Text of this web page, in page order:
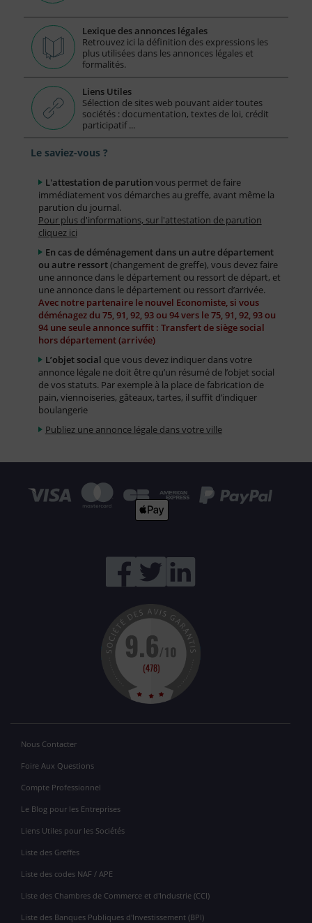
Lexique des annonces légales
Retrouvez ici la définition des expressions les
plus utilisées dans les annonces légales et
formalités.
Liens Utiles
Sélection de sites web pouvant aider toutes
sociétés : documentation, textes de loi, crédit
participatif ...
Le saviez-vous ?
L'attestation de parution vous permet de faire
immédiatement vos démarches au greffe, avant même la
parution du journal.
Pour plus d'informations, sur l'attestation de parution
cliquez ici
En cas de déménagement dans un autre département
ou autre ressort(changement de greffe), vous devez faire
une annonce dans le département ou ressort de départ, et
une annonce dans le département ou ressort d’arrivée.
Avec notre partenaire le nouvel Economiste, si vous
déménagez du 75, 91, 92, 93 ou 94 vers le 75, 91, 92, 93 ou
94 une seule annonce suffit : Transfert de siège social
hors département (arrivée)
L’objet social que vous devez indiquer dans votre
annonce légale ne doit être qu’un résumé de l’objet social
de vos statuts. Par exemple à la place de fabrication de
pain, viennoiseries, gâteaux, tartes, il suffit d’indiquer
boulangerie
Publiez une annonce légale dans votre ville
Nous Contacter
Foire Aux Questions
Compte Professionnel
Le Blog pour les Entreprises
Liens Utiles pour les Sociétés
Liste des Greffes
Liste des codes NAF / APE
Liste des Chambres de Commerce et d'Industrie (CCI)
Liste des Banques Publiques d'Investissement (BPI)